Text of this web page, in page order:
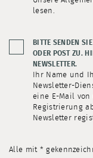
lesen.
BITTE SENDEN
ODER POST ZU.
NEWSLETTER.
Ihr Name und
Newsletter-
eine E-Mail von
Registrierung
Newsletter
Alle mit *